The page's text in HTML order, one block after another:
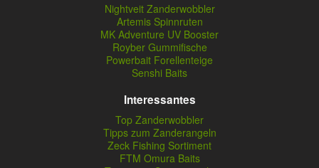
Nightveit Zanderwobbler
Artemis Spinnruten
MK Adventure UV Booster
Royber Gummifische
Powerbait Forellenteige
Senshi Baits
Interessantes
Top Zanderwobbler
Tipps zum Zanderangeln
Zeck Fishing Sortiment
FTM Omura Baits